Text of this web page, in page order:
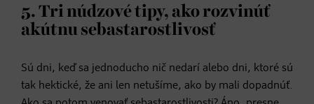
5. Tri núdzové tipy, ako rozvinúť
akútnu sebastarostlivosť
Sú dni, keď sa jednoducho nič nedarí alebo dni, ktoré sú
tak hektické, že ani len netušíme, ako by mali dopadnúť.